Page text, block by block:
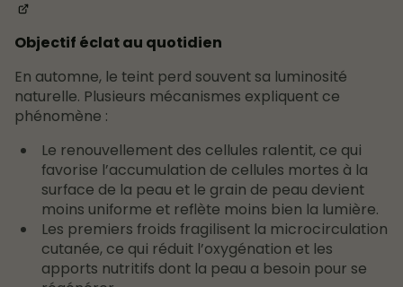
Objectif éclat au quotidien
En automne, le teint perd souvent sa luminosité
naturelle. Plusieurs mécanismes expliquent ce
phénomène :
Le renouvellement des cellules ralentit, ce qui
favorise l’accumulation de cellules mortes à la
surface de la peau et le grain de peau devient
moins uniforme et reflète moins bien la lumière.
Les premiers froids fragilisent la microcirculation
cutanée, ce qui réduit l’oxygénation et les
apports nutritifs dont la peau a besoin pour se